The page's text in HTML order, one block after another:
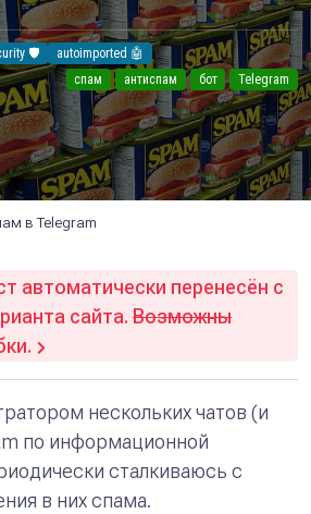
🛡️
autoimported 🤖
спам
антиспам бот Telegram
в Telegram
автоматически перенесён с
сайта. Возможны
нескольких чатов (и
по информационной
сталкиваюсь с
в них спама.